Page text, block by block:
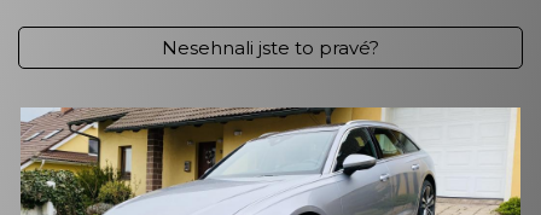
Nesehnali jste to pravé?